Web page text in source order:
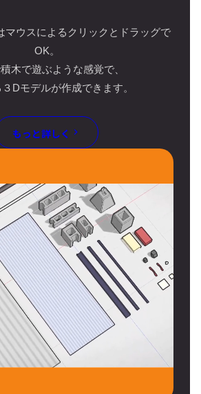
マウスによるクリックとドラッグで
OK。
木で遊ぶような感覚で、
Dモデルが作成できます。
もっと詳しく